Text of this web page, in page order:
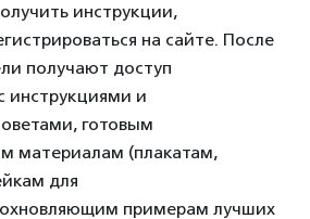
инструкции,
на сайте. После
получают доступ
инструкциями и
готовым
материалам (плакатам,
для
примерам лучших